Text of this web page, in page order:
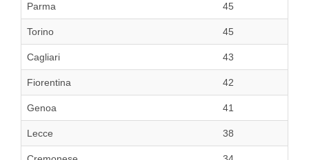
Parma 45
Torino 45
Cagliari 43
Fiorentina 42
Genoa 41
Lecce 38